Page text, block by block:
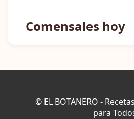
Comensales hoy
© EL BOTANERO -
para